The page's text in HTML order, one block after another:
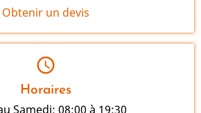
Obtenir un devis
schedule
Horaires
Samedi: 08:00 à 19:30